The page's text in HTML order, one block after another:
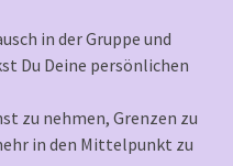
in der Gruppe und
Du Deine persönlichen
zu nehmen, Grenzen zu
in den Mittelpunkt zu